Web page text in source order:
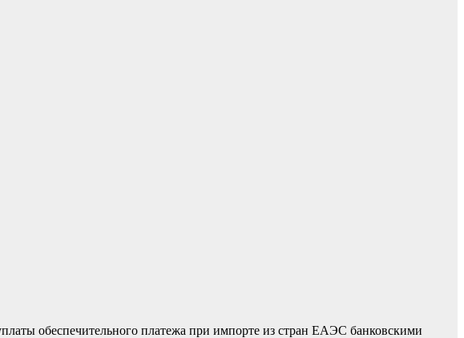
обеспечительного платежа при импорте из стран ЕАЭС банковскими